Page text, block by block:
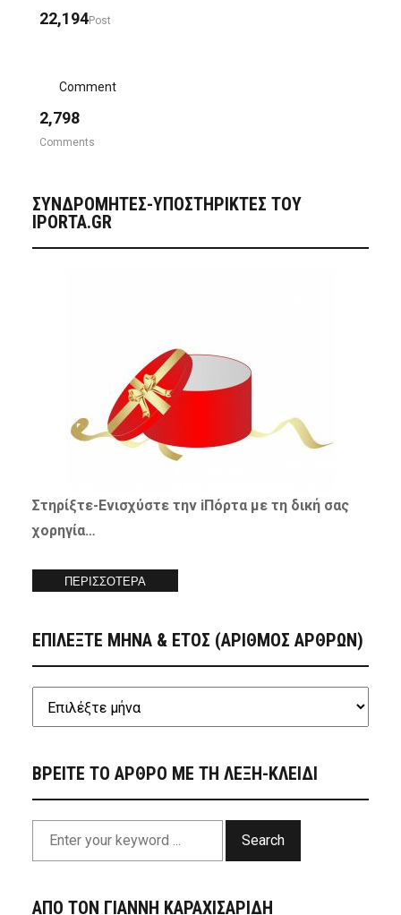
22,194Post
Comment
2,798
Comments
ΣΥΝΔΡΟΜΗΤΈΣ-ΥΠΟΣΤΗΡΙΚΤΈΣ ΤΟΥ
IPORTA.GR
Στηρίξτε- Ενισχύστετην iΠόρτα με τη δική σας
χορηγία…
ΠΕΡΙΣΣΟΤΕΡΑ
ΕΠΙΛΕΞΤΕ ΜΗΝΑ & ΕΤΟΣ (ΑΡΙΘΜΟΣ ΑΡΘΡΩΝ)
ΒΡΕΙΤΕ ΤΟ ΑΡΘΡΟ ΜΕ ΤΗ ΛΕΞΗ-ΚΛΕΙΔΙ
Search
ΑΠΟ ΤΟΝ ΓΙΑΝΝΗ ΚΑΡΑΧΙΣΑΡΙΔΗ